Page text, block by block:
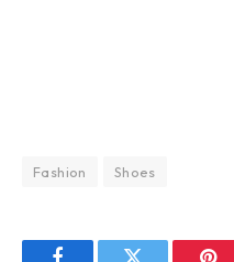
Fashion Shoes